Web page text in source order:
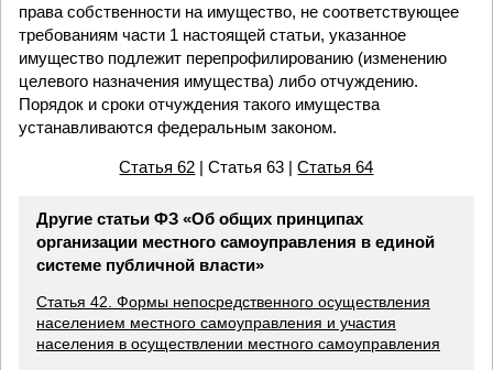
права собственности на имущество, не соответствующее
требованиям части 1 настоящей статьи, указанное
имущество подлежит перепрофилированию (изменению
целевого назначения имущества) либо отчуждению.
Порядок и сроки отчуждения такого имущества
устанавливаются федеральным законом.
Статья 62 | Статья 63 |Статья 64
Другие статьи ФЗ «Об общих принципах
организации местного самоуправления в единой
системе публичной власти»
Статья 42. Формы непосредственного осуществления
населением местного самоуправления и участия
населения в осуществлении местного самоуправления